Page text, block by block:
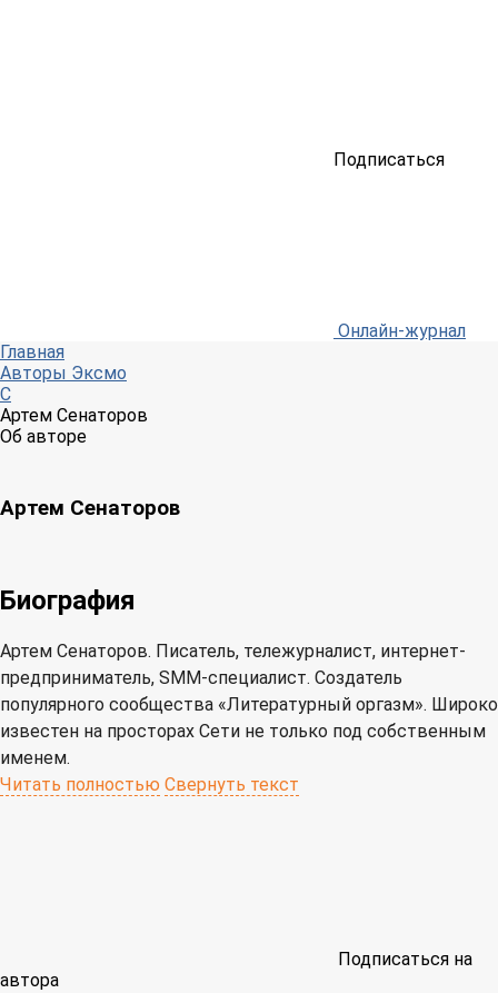
Подписаться
Онлайн-журнал
Главная
Авторы Эксмо
С
Артем Сенаторов
Об авторе
Артем Сенаторов
Биография
Артем Сенаторов. Писатель, тележурналист, интернет-
предприниматель, SMM-специалист. Создатель
популярного сообщества «Литературный оргазм». Широко
известен на просторах Сети не только под собственным
именем.
Читать полностью Свернуть текст
Подписаться на
автора